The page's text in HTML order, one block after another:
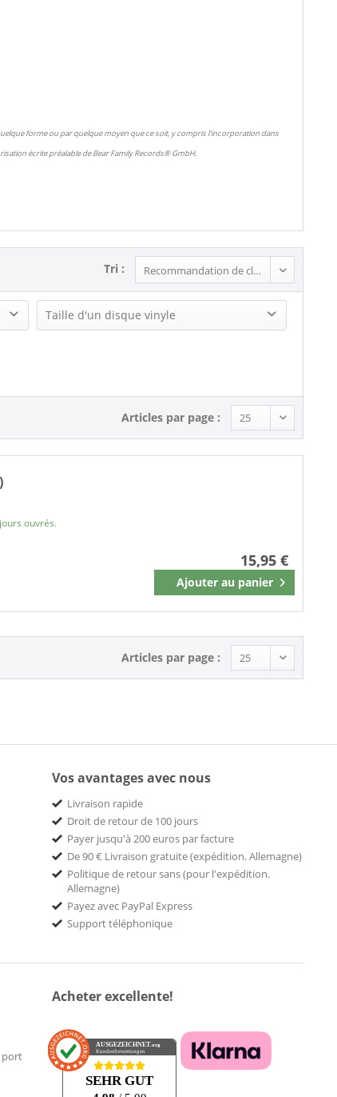
forme ou par quelque moyen que ce soit, y compris l'incorporation dans
écrite préalable de Bear Family Records® GmbH.
Tri :
Taille d'un disque vinyle
Articles par page :
ouvrés.
15,95 €
Ajouter au panier
Mémoriser
Articles par page :
Vos avantages avec nous
Livraison rapide
Droit de retour de 100 jours
Payer jusqu'à 200 euros par facture
De 90 € Livraison gratuite (expédition. Allemagne)
Politique de retour sans (pour l'expédition.
Allemagne)
Payez avec PayPal Express
Support téléphonique
port
Acheter excellente!
AUSGEZEICHNET .org
Kundenbewertungen
SEHR GUT